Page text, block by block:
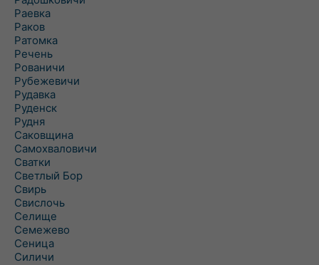
Раевка
Раков
Ратомка
Речень
Рованичи
Рубежевичи
Рудавка
Руденск
Рудня
Саковщина
Самохваловичи
Сватки
Светлый Бор
Свирь
Свислочь
Селище
Семежево
Сеница
Силичи